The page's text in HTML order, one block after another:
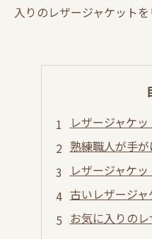
入りのレザージャケットを
レザージャケッ
熟練職人が手
レザージャケ
古いレザージャ
お気に入りの